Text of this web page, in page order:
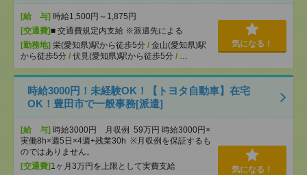
[給 与] 時給1,500円～1,875円
[交通費]■ 交通費規定内支給 ※派遣先による
[勤務地] 栄(愛知県)駅から徒歩5分 / 金山(愛知県)駅
から徒歩5分 / 伏見(愛知県)駅から徒歩5分 / …
気になる！
時給3000円！未経験OK！【トヨタ自動車】在宅
OK！豊田市で一般事務[派遣]
[給 与] 時給3000円 月収例 59万円 時給3000円×
実働8h×週5日×4週+残業30h ※月収例を保証するも
のではありません。
[交通費] 1ヶ月3万円を上限として実費支給
気になる！